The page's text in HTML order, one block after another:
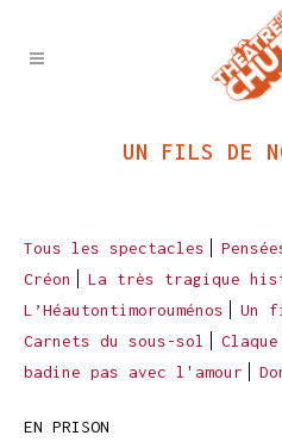
UN FILS DE
Tous les spectacles
Créon
La très tragique
L’Héautontimorouménos
Un
Carnets du sous-sol
Claque
badine pas avec l'amour
EN PRISON